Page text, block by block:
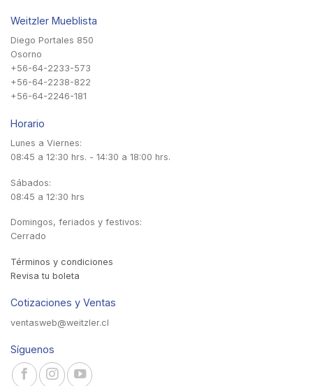
Weitzler Mueblista
Diego Portales 850
Osorno
+56-64-2233-573
+56-64-2238-822
+56-64-2246-181
Horario
Lunes a Viernes:
08:45 a 12:30 hrs. - 14:30 a 18:00 hrs.
Sábados:
08:45 a 12:30 hrs
Domingos, feriados y festivos:
Cerrado
Términos y condiciones
Revisa tu boleta
Cotizaciones y Ventas
ventasweb@weitzler.cl
Síguenos